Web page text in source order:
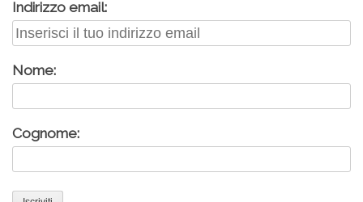
Indirizzo email:
Nome:
Cognome: